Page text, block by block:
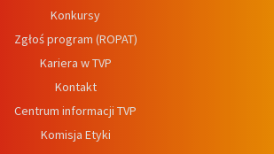
Konkursy
Zgłoś program (ROPAT)
Kariera w TVP
Kontakt
Centrum informacji TVP
Komisja Etyki